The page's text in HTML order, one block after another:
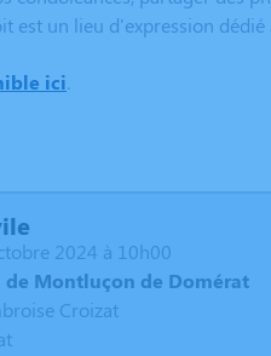
est un lieu d'expression
ici.
2024 à 10h00
de Montluçon de Domérat
Croizat